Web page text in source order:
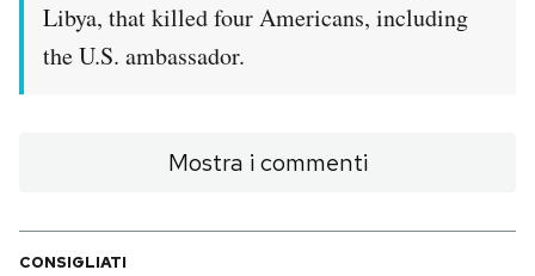
Libya, that killed four Americans, including
the U.S. ambassador.
Mostra i commenti
CONSIGLIATI